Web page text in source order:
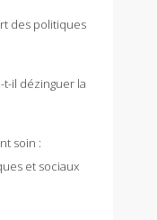
des politiques
t-il dézinguer la
soin :
et sociaux